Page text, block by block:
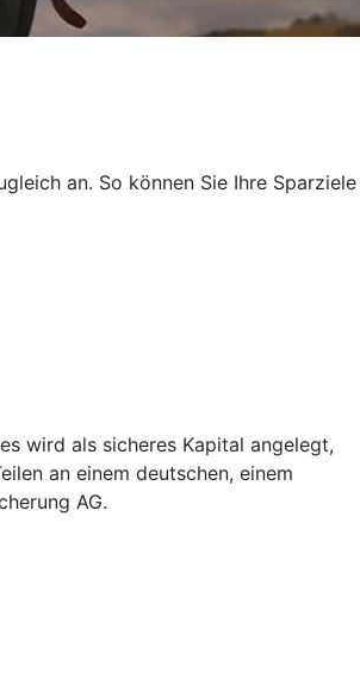
an. So können Sie Ihre Sparziele
wird als sicheres Kapital angelegt,
an einem deutschen, einem
AG.